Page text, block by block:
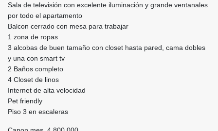
Sala de televisión con excelente iluminación y grande ventanales
por todo el apartamento
Balcon cerrado con mesa para trabajar
1 zona de ropas
3 alcobas de buen tamaño con closet hasta pared, cama dobles
y una con smart tv
2 Baños completo
4 Closet de linos
Internet de alta velocidad
Pet friendly
Piso 3 en escaleras